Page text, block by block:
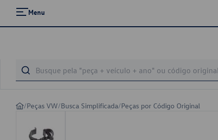
Menu
/Peças VW/Busca Simplificada/Peças por Código Original